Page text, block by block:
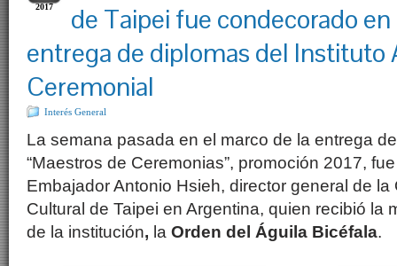
2017
de Taipei fue condecorado
entrega de diplomas del Instituto
Ceremonial
Interés General
La semana pasada en el marco de la entrega
“Maestros de Ceremonias”, promoción 2017,
Embajador Antonio Hsieh, director general de la
Cultural de Taipei en Argentina, quien recibió la
de la institución, la Orden del Águila Bicéfala.